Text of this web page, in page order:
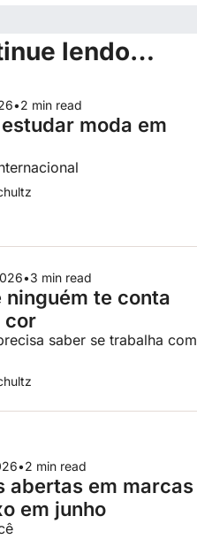
lendo…
•2 min read
moda em
•3 min read
ninguém te conta
cor
saber se trabalha com
•2 min read
abertas em marcas
em junho